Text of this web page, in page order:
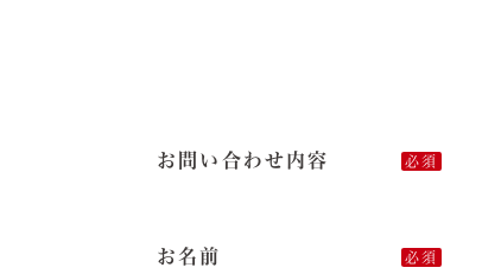
お問い合わせ内容 必須
お名前 必須